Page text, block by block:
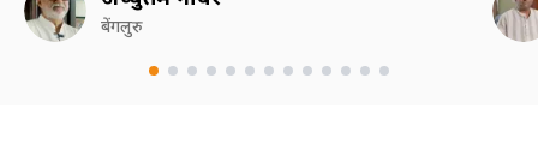
बेंगलुरु